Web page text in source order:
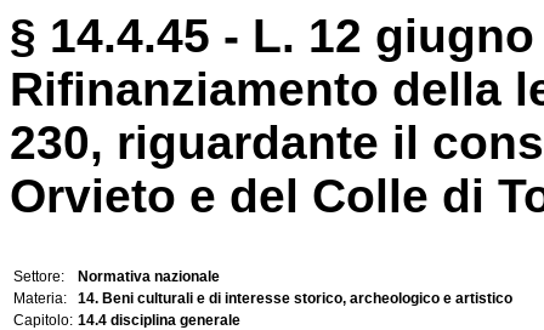
§ 14.4.45 - L. 12
Rifinanziamento della
230, riguardante il
Orvieto e del Colle di
Settore:
Normativa nazionale
Materia:
14. Beni culturali e di interesse storico, archeologico e artistico
Capitolo: 14.4 disciplina generale